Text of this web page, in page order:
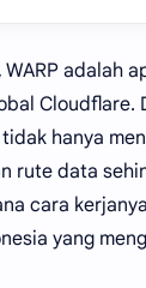
WARP adalah
Cloudflare.
tidak hanya
rute data
cara
yang